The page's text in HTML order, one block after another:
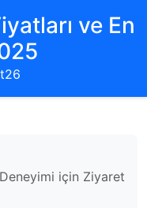
ve En
için Ziyaret